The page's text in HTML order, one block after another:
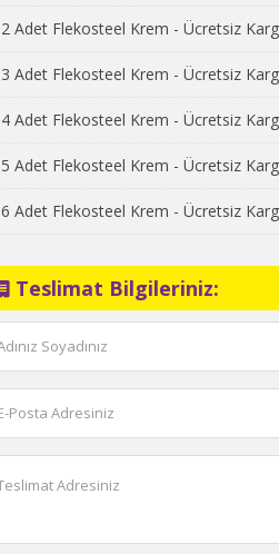
2 Adet Flekosteel Krem - Ücretsiz
3 Adet Flekosteel Krem - Ücretsiz
4 Adet Flekosteel Krem - Ücretsiz
5 Adet Flekosteel Krem - Ücretsiz
6 Adet Flekosteel Krem - Ücretsiz
Teslimat Bilgileriniz: